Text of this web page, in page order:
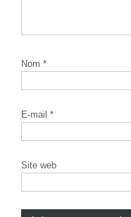
Nom *
E-mail *
Site web